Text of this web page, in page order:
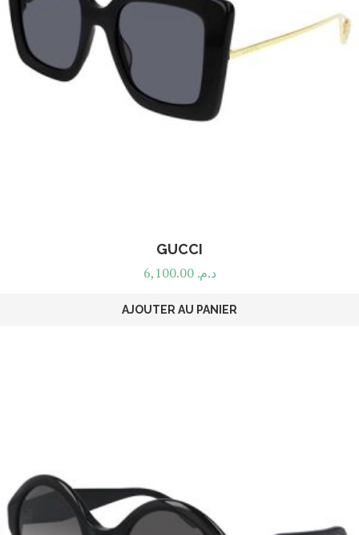
GUCCI
د.م. 6,100.00
AJOUTER AU PANIER